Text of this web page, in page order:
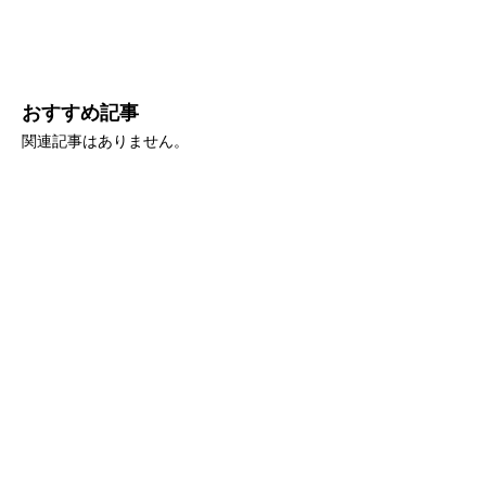
おすすめ記事
関連記事はありません。